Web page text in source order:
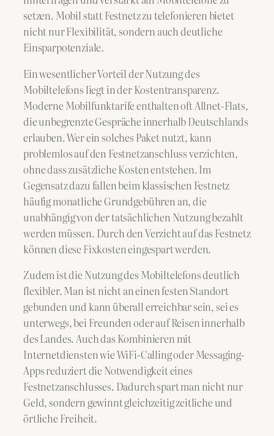
setzen. Mobil statt Festnetz zu telefonieren bietet
nicht nur Flexibilität, sondern auch deutliche
Einsparpotenziale.
Ein wesentlicher Vorteil der Nutzung des
Mobiltelefons liegt in der Kostentransparenz.
Moderne Mobilfunktarife enthalten oft Allnet-Flats,
die unbegrenzte Gespräche innerhalb Deutschlands
erlauben. Wer ein solches Paket nutzt, kann
problemlos auf den Festnetzanschluss verzichten,
ohne dass zusätzliche Kosten entstehen. Im
Gegensatz dazu fallen beim klassischen Festnetz
häufig monatliche Grundgebühren an, die
unabhängig von der tatsächlichen Nutzung bezahlt
werden müssen. Durch den Verzicht auf das Festnetz
können diese Fixkosten eingespart werden.
Zudem ist die Nutzung des Mobiltelefons deutlich
flexibler. Man ist nicht an einen festen Standort
gebunden und kann überall erreichbar sein, sei es
unterwegs, bei Freunden oder auf Reisen innerhalb
des Landes. Auch das Kombinieren mit
Internetdiensten wie WiFi-Calling oder Messaging-
Apps reduziert die Notwendigkeit eines
Festnetzanschlusses. Dadurch spart man nicht nur
Geld, sondern gewinnt gleichzeitig zeitliche und
örtliche Freiheit.